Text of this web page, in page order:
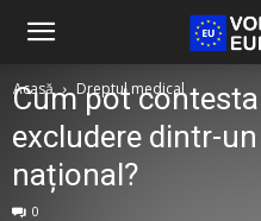
Acasă Dreptul medical
Cum pot
excludere dintr-
național?
0